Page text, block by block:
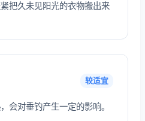
把久未见阳光的衣物搬出来
较适宜
会对垂钓产生一定的影响。